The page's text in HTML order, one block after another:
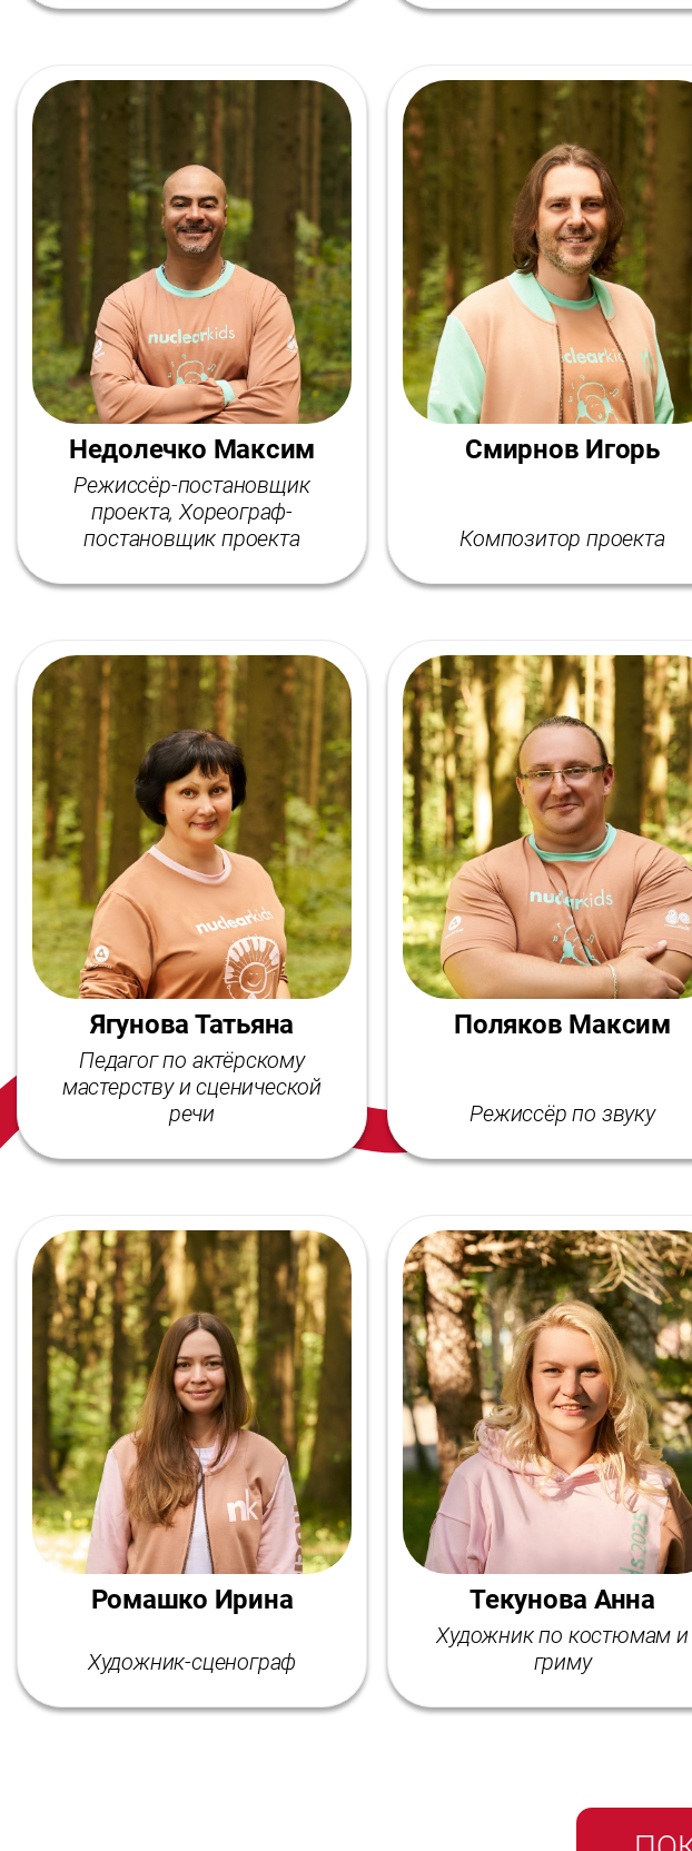
Недолечко Максим
Режиссёр-постановщик
проекта, Хореограф-
постановщик проекта
Смирнов Игорь
Композитор проекта
Ягунова Татьяна
Педагог по актёрскому
мастерству и сценической
речи
Поляков Максим
Режиссёр по звуку
Ромашко Ирина
Художник-сценограф
Текунова Анна
Художник по костюмам и
гриму